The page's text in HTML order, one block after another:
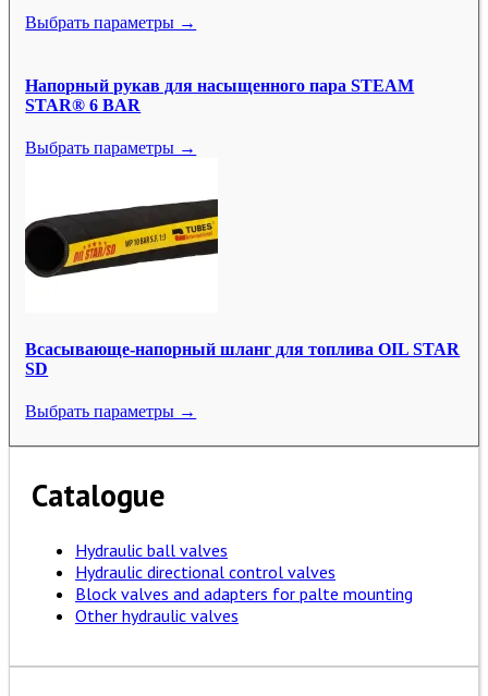
Выбрать параметры →
Напорный рукав для насыщенного пара STEAM
STAR® 6 BAR
Выбрать параметры →
Всасывающе-напорный шланг для топлива OIL STAR
SD
Выбрать параметры →
Catalogue
Hydraulic ball valves
Hydraulic directional control valves
Block valves and adapters for palte mounting
Other hydraulic valves